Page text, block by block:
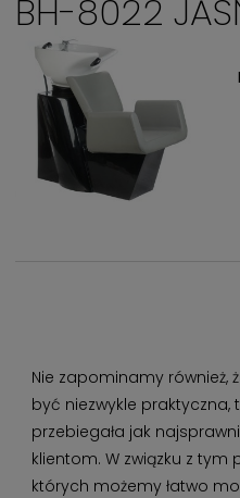
BH-8022
Nie zapominamy również,
być niezwykle
przebiegała jak
klientom. W związku z
których możemy łatwo